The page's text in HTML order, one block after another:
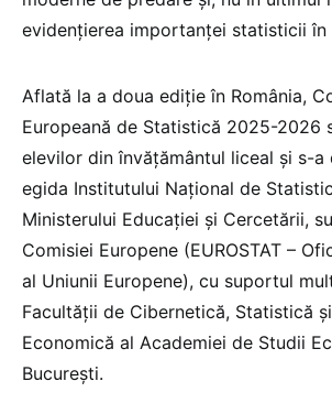
evidențierea importanței statisticii
Aflată la a doua ediţie în România,
Europeană de Statistică 2025-2026
elevilor din învățământul liceal şi s-a
egida Institutului Național de
Ministerului Educaţiei şi Cercetării,
Comisiei Europene (EUROSTAT –
al Uniunii Europene), cu suportul
Facultății de Cibernetică, Statistică
Economică al Academiei de Studii
București.